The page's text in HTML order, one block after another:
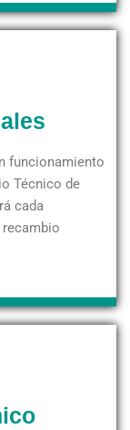
funcionamiento
Técnico de
cada